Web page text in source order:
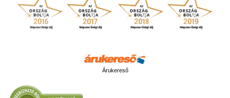
Árukereső